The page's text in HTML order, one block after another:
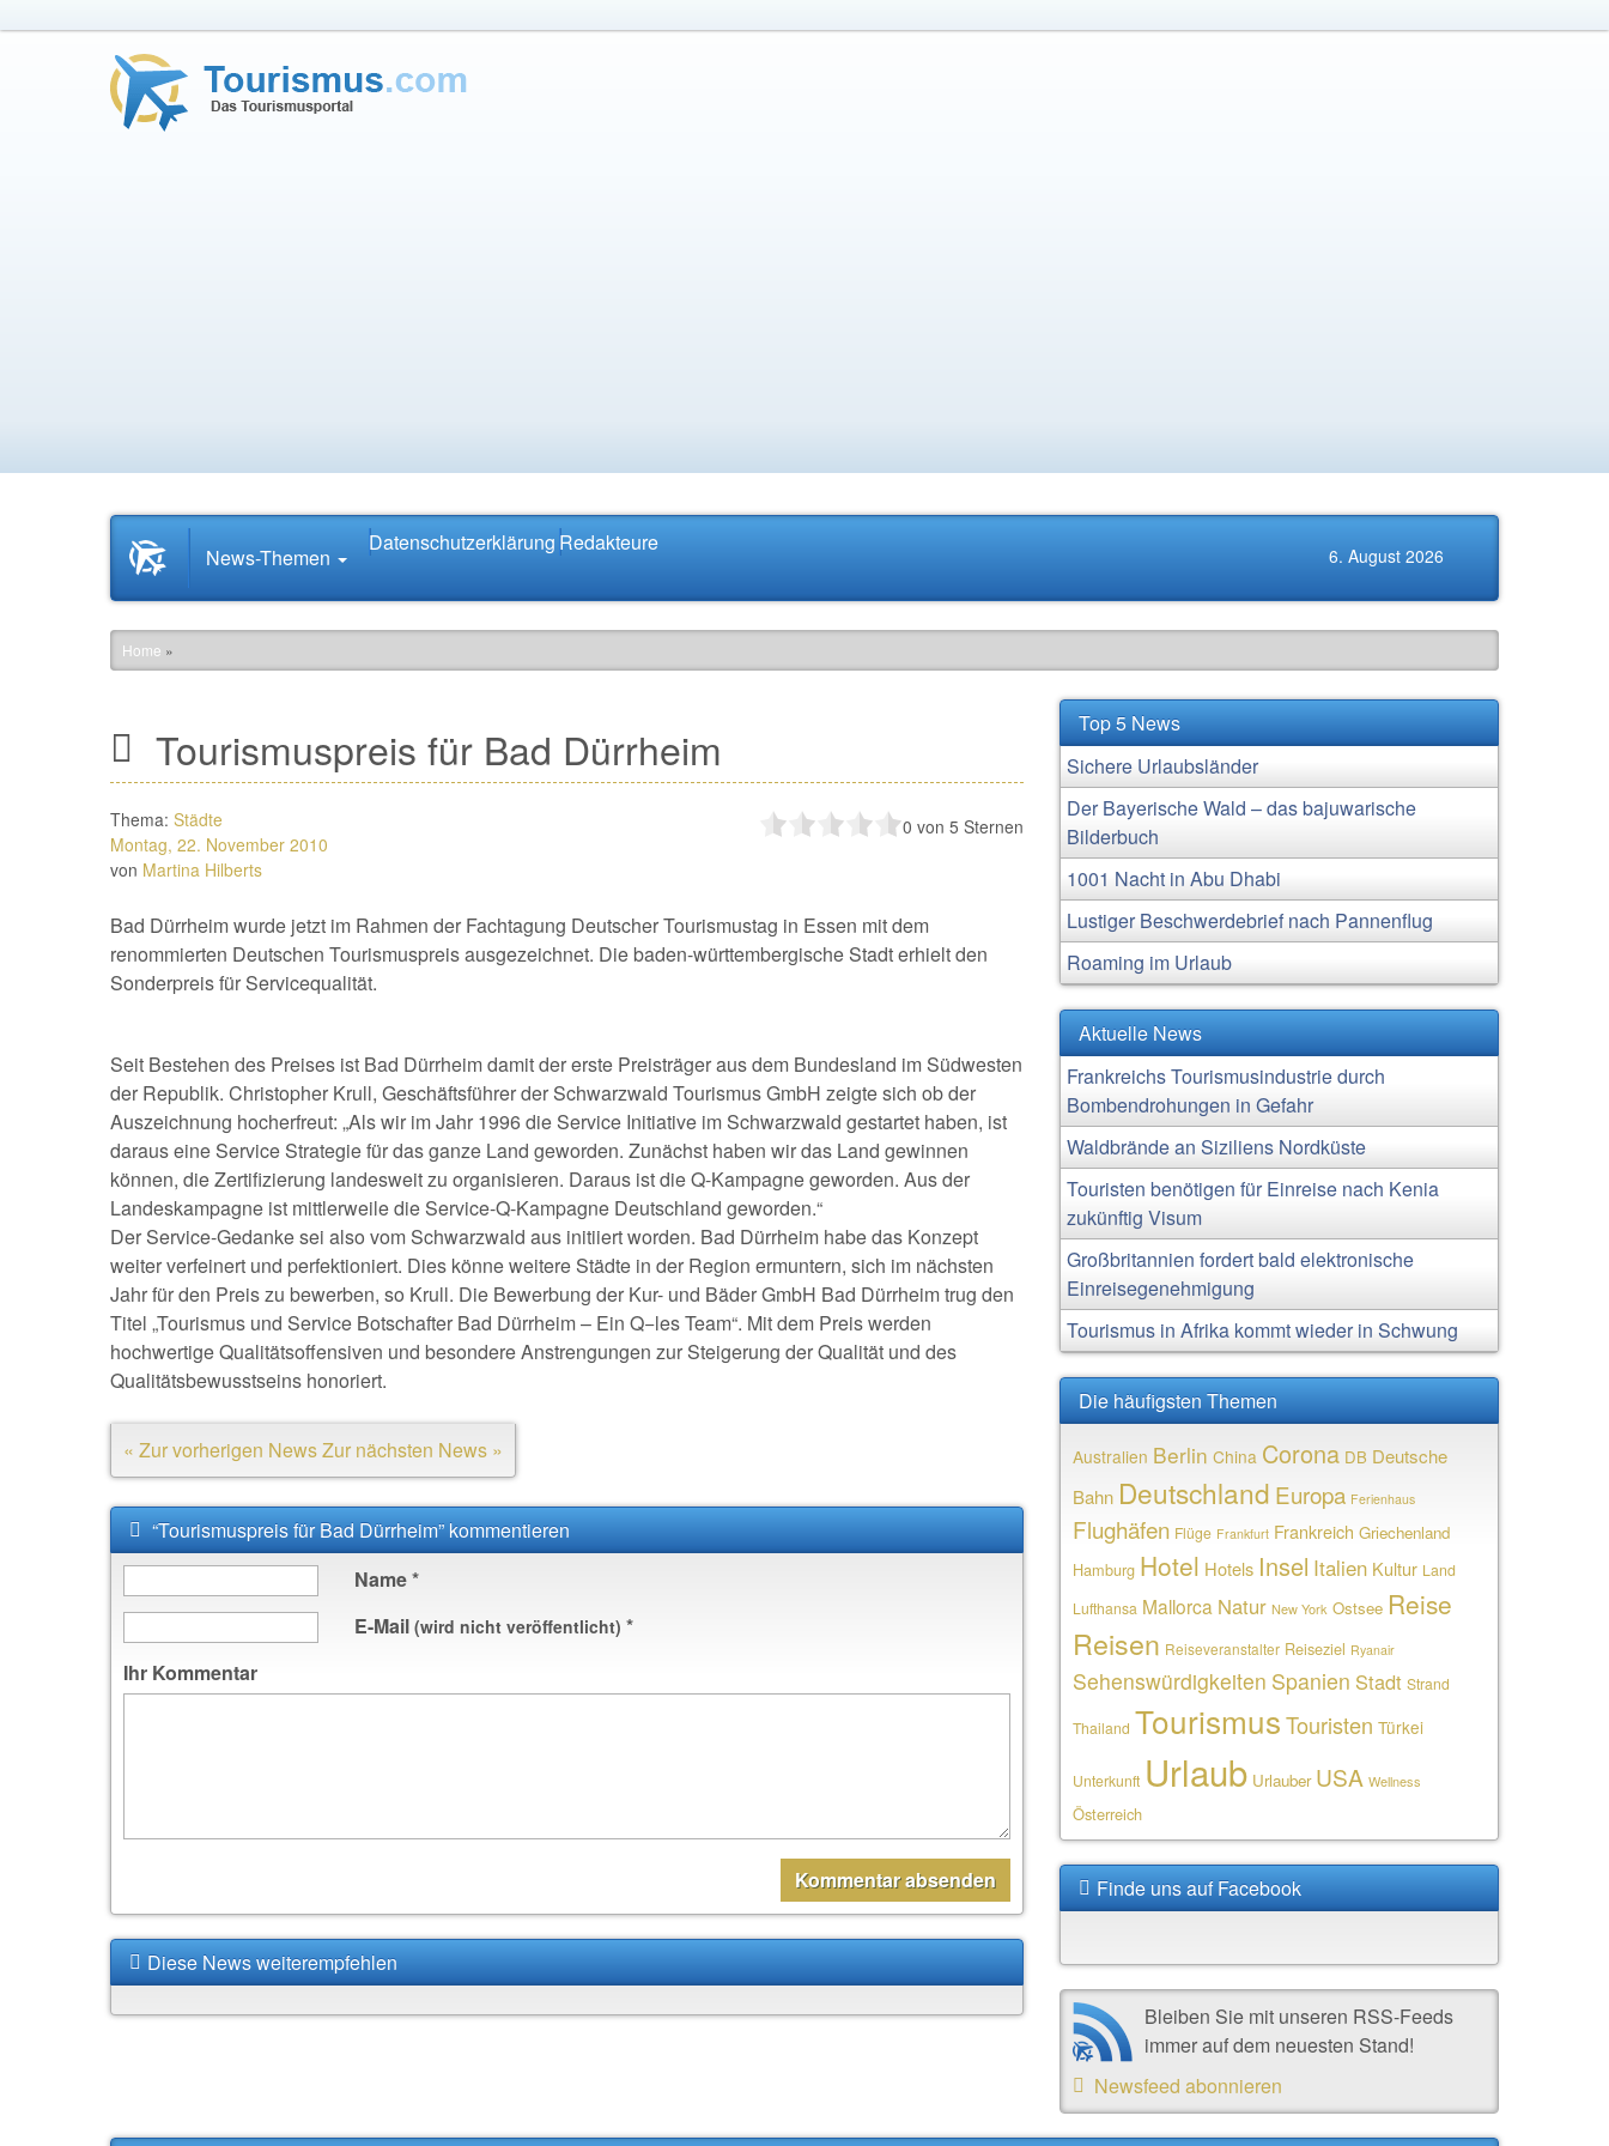
Startseite
News.Tourismus.com
News-Themen
Datenschutzerklärung Redakteure 6. August 2026
Home »
Tourismuspreis für Bad Dürrheim
Thema: Städte
Montag, 22. November 2010
von Martina Hilberts
0 von 5 Sternen
Bad Dürrheim wurde jetzt im Rahmen der Fachtagung Deutscher Tourismustag in Essen mit dem
renommierten Deutschen Tourismuspreis ausgezeichnet. Die baden-württembergische Stadt erhielt den
Sonderpreis für Servicequalität.
Seit Bestehen des Preises ist Bad Dürrheim damit der erste Preisträger aus dem Bundesland im Südwesten
der Republik. Christopher Krull, Geschäftsführer der Schwarzwald Tourismus GmbH zeigte sich ob der
Auszeichnung hocherfreut: „Als wir im Jahr 1996 die Service Initiative im Schwarzwald gestartet haben, ist
daraus eine Service Strategie für das ganze Land geworden. Zunächst haben wir das Land gewinnen
können, die Zertifizierung landesweit zu organisieren. Daraus ist die Q-Kampagne geworden. Aus der
Landeskampagne ist mittlerweile die Service-Q-Kampagne Deutschland geworden.“
Der Service-Gedanke sei also vom Schwarzwald aus initiiert worden. Bad Dürrheim habe das Konzept
weiter verfeinert und perfektioniert. Dies könne weitere Städte in der Region ermuntern, sich im nächsten
Jahr für den Preis zu bewerben, so Krull. Die Bewerbung der Kur- und Bäder GmbH Bad Dürrheim trug den
Titel „Tourismus und Service Botschafter Bad Dürrheim – Ein Q−les Team“. Mit dem Preis werden
hochwertige Qualitätsoffensiven und besondere Anstrengungen zur Steigerung der Qualität und des
Qualitätsbewusstseins honoriert.
« Zur vorherigen NewsZur nächsten News »
“Tourismuspreis für Bad Dürrheim” kommentieren
Name*
E-Mail (wird nicht veröffentlicht) *
Ihr Kommentar
Diese News weiterempfehlen
Top 5 News
Sichere Urlaubsländer
Der Bayerische Wald – das bajuwarische
Bilderbuch
1001 Nacht in Abu Dhabi
Lustiger Beschwerdebrief nach Pannenflug
Roaming im Urlaub
Aktuelle News
Frankreichs Tourismusindustrie durch
Bombendrohungen in Gefahr
Waldbrände an Siziliens Nordküste
Touristen benötigen für Einreise nach Kenia
zukünftig Visum
Großbritannien fordert bald elektronische
Einreisegenehmigung
Tourismus in Afrika kommt wieder in Schwung
Die häufigsten Themen
Australien Berlin China Corona DB Deutsche
Bahn Deutschland Europa Ferienhaus
Flughäfen Flüge Frankfurt Frankreich Griechenland
Hamburg Hotel Hotels Insel Italien Kultur Land
Lufthansa Mallorca Natur New York Ostsee Reise
Reisen Reiseveranstalter Reiseziel Ryanair
Sehenswürdigkeiten Spanien Stadt Strand
Thailand Tourismus Touristen Türkei
Unterkunft Urlaub Urlauber USA Wellness
Österreich
Finde uns auf Facebook
Bleiben Sie mit unseren RSS-Feeds
immer auf dem neuesten Stand!
Newsfeed abonnieren